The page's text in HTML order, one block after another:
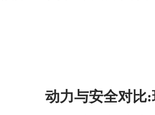
动力与安全对比